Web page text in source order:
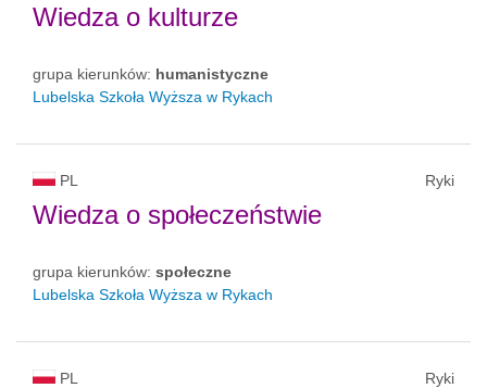
Wiedza o kulturze
grupa kierunków: humanistyczne
Lubelska Szkoła Wyższa w Rykach
PL Ryki
Wiedza o społeczeństwie
grupa kierunków: społeczne
Lubelska Szkoła Wyższa w Rykach
PL Ryki